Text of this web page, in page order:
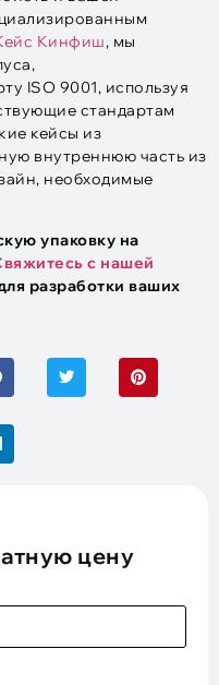
Кинфиш, мы
ISO 9001, используя
стандартам
кейсы из
внутреннюю часть из
необходимые
упаковку на
с нашей
разработки ваших
цену